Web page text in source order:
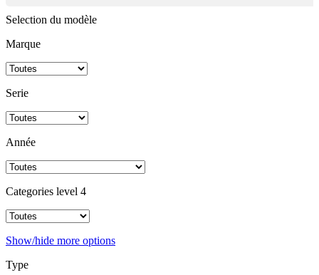
Selection du modèle
Marque
Serie
Année
Categories level 4
Show/hide more options
Type